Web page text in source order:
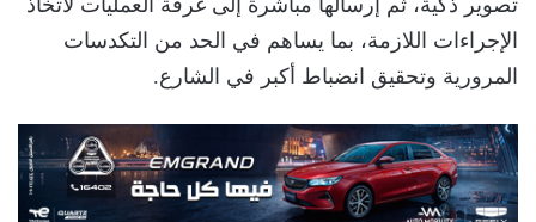
تصوير ذكية، ثم إرسالها مباشرة إلى غرفة العمليات لاتخاذ
الإجراءات اللازمة، بما يساهم في الحد من التكدسات
المرورية وتحقيق انضباط أكبر في الشارع.